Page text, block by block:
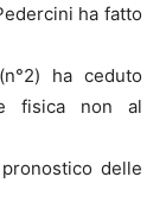
ha fatto
ha ceduto
fisica non al
delle